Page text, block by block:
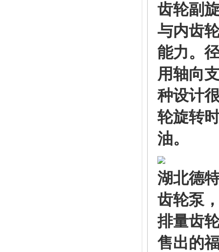
齿轮副
与内齿
能力。
用轴向
种设计
轮旋转
油。
湖北德
齿轮泵
排量齿
售出的